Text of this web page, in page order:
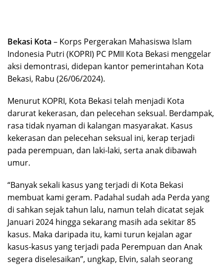
Bekasi Kota – Korps Pergerakan Mahasiswa Islam
Indonesia Putri (KOPRI) PC PMII Kota Bekasi menggelar
aksi demontrasi, didepan kantor pemerintahan Kota
Bekasi, Rabu (26/06/2024).
Menurut KOPRI, Kota Bekasi telah menjadi Kota
darurat kekerasan, dan pelecehan seksual. Berdampak,
rasa tidak nyaman di kalangan masyarakat. Kasus
kekerasan dan pelecehan seksual ini, kerap terjadi
pada perempuan, dan laki-laki, serta anak dibawah
umur.
“Banyak sekali kasus yang terjadi di Kota Bekasi
membuat kami geram. Padahal sudah ada Perda yang
di sahkan sejak tahun lalu, namun telah dicatat sejak
Januari 2024 hingga sekarang masih ada sekitar 85
kasus. Maka daripada itu, kami turun kejalan agar
kasus-kasus yang terjadi pada Perempuan dan Anak
segera diselesaikan”, ungkap, Elvin, salah seorang